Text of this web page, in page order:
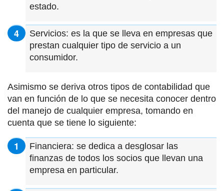
estado.
Servicios: es la que se lleva en empresas que
prestan cualquier tipo de servicio a un
consumidor.
Asimismo se deriva otros tipos de contabilidad que
van en función de lo que se necesita conocer dentro
del manejo de cualquier empresa, tomando en
cuenta que se tiene lo siguiente:
Financiera: se dedica a desglosar las
finanzas de todos los socios que llevan una
empresa en particular.